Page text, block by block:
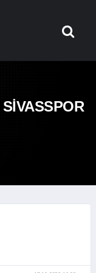
SİVASSPOR